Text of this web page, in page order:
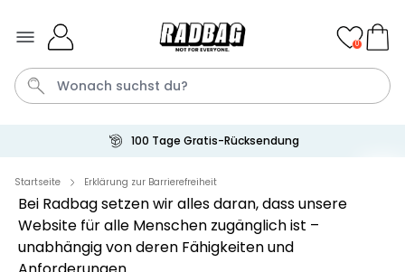
Personalisierbar
Personalisierbares Handtuch
mit Getränken und Spruch
0
100 Tage Gratis-Rücksendung
Startseite Erklärung zur Barrierefreiheit
Bei Radbag setzen wir alles daran, dass unsere
Website für alle Menschen zugänglich ist –
unabhängig von deren Fähigkeiten und